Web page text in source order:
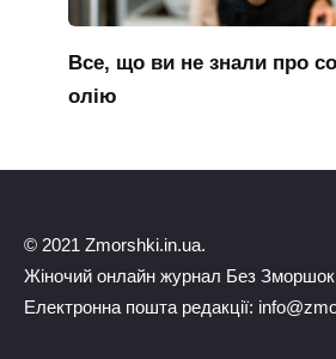
Все, що ви не знали про
олію
© 2021 Zmorshki.in.ua.
Жіночий онлайн журнал Без
Електронна пошта редакції: